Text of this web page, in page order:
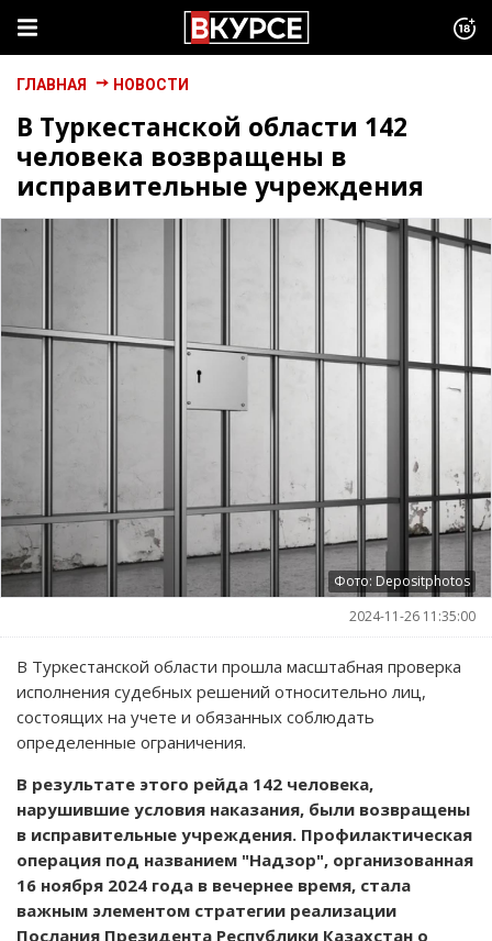
ГЛАВНАЯ НОВОСТИ
В Туркестанской области 142
человека возвращены в
исправительные учреждения
Фото: Depositphotos
2024-11-26 11:35:00
В Туркестанской области прошла масштабная проверка
исполнения судебных решений относительно лиц,
состоящих на учете и обязанных соблюдать
определенные ограничения.
В результате этого рейда 142 человека,
нарушившие условия наказания, были возвращены
в исправительные учреждения. Профилактическая
операция под названием "Надзор", организованная
16 ноября 2024 года в вечернее время, стала
важным элементом стратегии реализации
Послания Президента Республики Казахстан о